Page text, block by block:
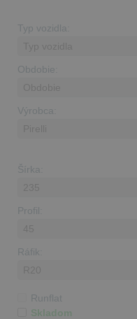
Typ vozidla:
Obdobie:
Výrobca:
Šírka:
Profil:
Ráfik:
Runflat
Skladom